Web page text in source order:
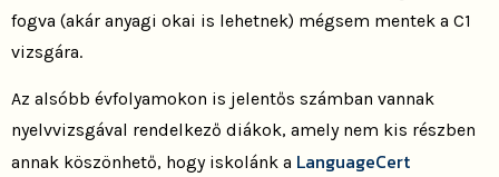
fogva (akár anyagi okai is lehetnek) mégsem mentek a C1
vizsgára.
Az alsóbb évfolyamokon is jelentős számban vannak
nyelvvizsgával rendelkező diákok, amely nem kis részben
annak köszönhető, hogy iskolánk a LanguageCert